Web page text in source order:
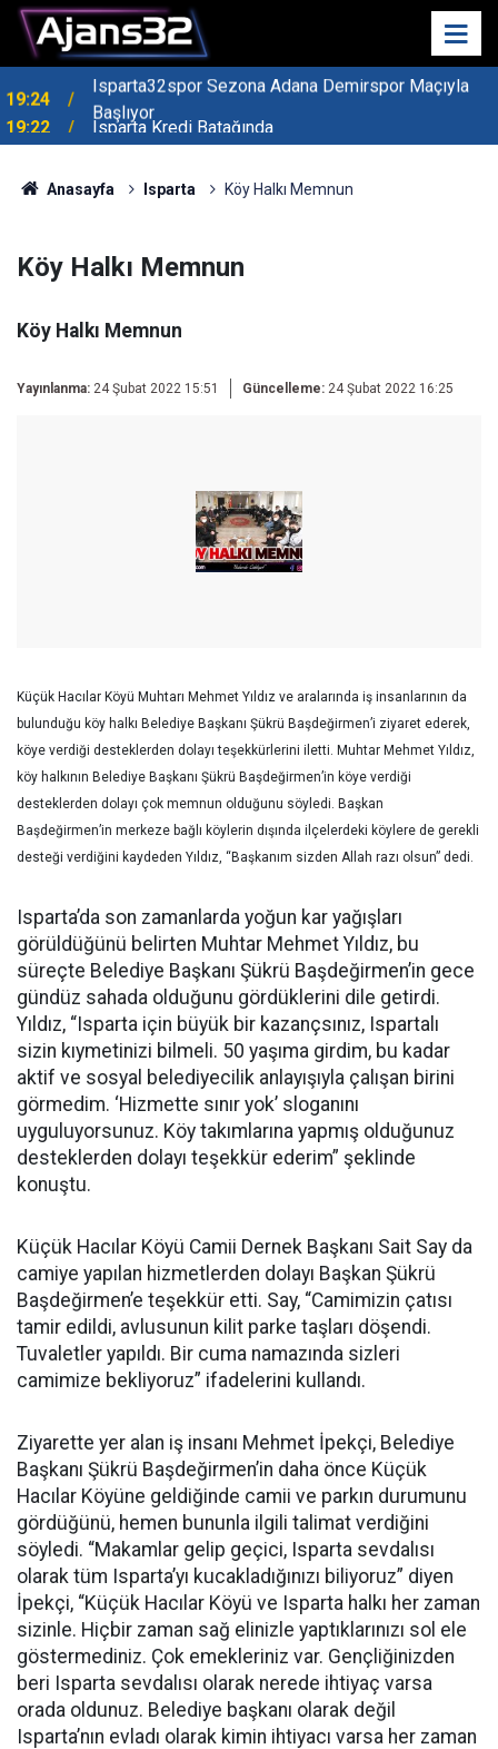
19:22 Isparta Kredi Batağında
Anasayfa Isparta Köy Halkı Memnun
Köy Halkı Memnun
Köy Halkı Memnun
Yayınlanma: 24 Şubat 2022 15:51 Güncelleme: 24 Şubat 2022 16:25
Küçük Hacılar Köyü Muhtarı Mehmet Yıldız ve aralarında iş insanlarının da
bulunduğu köy halkı Belediye Başkanı Şükrü Başdeğirmen’i ziyaret ederek,
köye verdiği desteklerden dolayı teşekkürlerini iletti. Muhtar Mehmet Yıldız,
köy halkının Belediye Başkanı Şükrü Başdeğirmen’in köye verdiği
desteklerden dolayı çok memnun olduğunu söyledi. Başkan
Başdeğirmen’in merkeze bağlı köylerin dışında ilçelerdeki köylere de gerekli
desteği verdiğini kaydeden Yıldız, “Başkanım sizden Allah razı olsun” dedi.
Isparta’da son zamanlarda yoğun kar yağışları
görüldüğünü belirten Muhtar Mehmet Yıldız, bu
süreçte Belediye Başkanı Şükrü Başdeğirmen’in gece
gündüz sahada olduğunu gördüklerini dile getirdi.
Yıldız, “Isparta için büyük bir kazançsınız, Ispartalı
sizin kıymetinizi bilmeli. 50 yaşıma girdim, bu kadar
aktif ve sosyal belediyecilik anlayışıyla çalışan birini
görmedim. ‘Hizmette sınır yok’ sloganını
uyguluyorsunuz. Köy takımlarına yapmış olduğunuz
desteklerden dolayı teşekkür ederim” şeklinde
konuştu.
Küçük Hacılar Köyü Camii Dernek Başkanı Sait Say da
camiye yapılan hizmetlerden dolayı Başkan Şükrü
Başdeğirmen’e teşekkür etti. Say, “Camimizin çatısı
tamir edildi, avlusunun kilit parke taşları döşendi.
Tuvaletler yapıldı. Bir cuma namazında sizleri
camimize bekliyoruz” ifadelerini kullandı.
Ziyarette yer alan iş insanı Mehmet İpekçi, Belediye
Başkanı Şükrü Başdeğirmen’in daha önce Küçük
Hacılar Köyüne geldiğinde camii ve parkın durumunu
gördüğünü, hemen bununla ilgili talimat verdiğini
söyledi. “Makamlar gelip geçici, Isparta sevdalısı
olarak tüm Isparta’yı kucakladığınızı biliyoruz” diyen
İpekçi, “Küçük Hacılar Köyü ve Isparta halkı her zaman
sizinle. Hiçbir zaman sağ elinizle yaptıklarınızı sol ele
göstermediniz. Çok emekleriniz var. Gençliğinizden
beri Isparta sevdalısı olarak nerede ihtiyaç varsa
orada oldunuz. Belediye başkanı olarak değil
Isparta’nın evladı olarak kimin ihtiyacı varsa her zaman